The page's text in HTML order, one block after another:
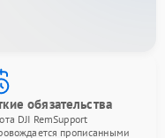
обязательства
DJI RemSupport
прописанными